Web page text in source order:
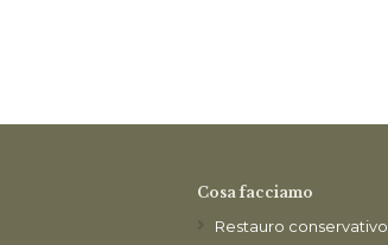
Cosa facciamo
Restauro conservativo